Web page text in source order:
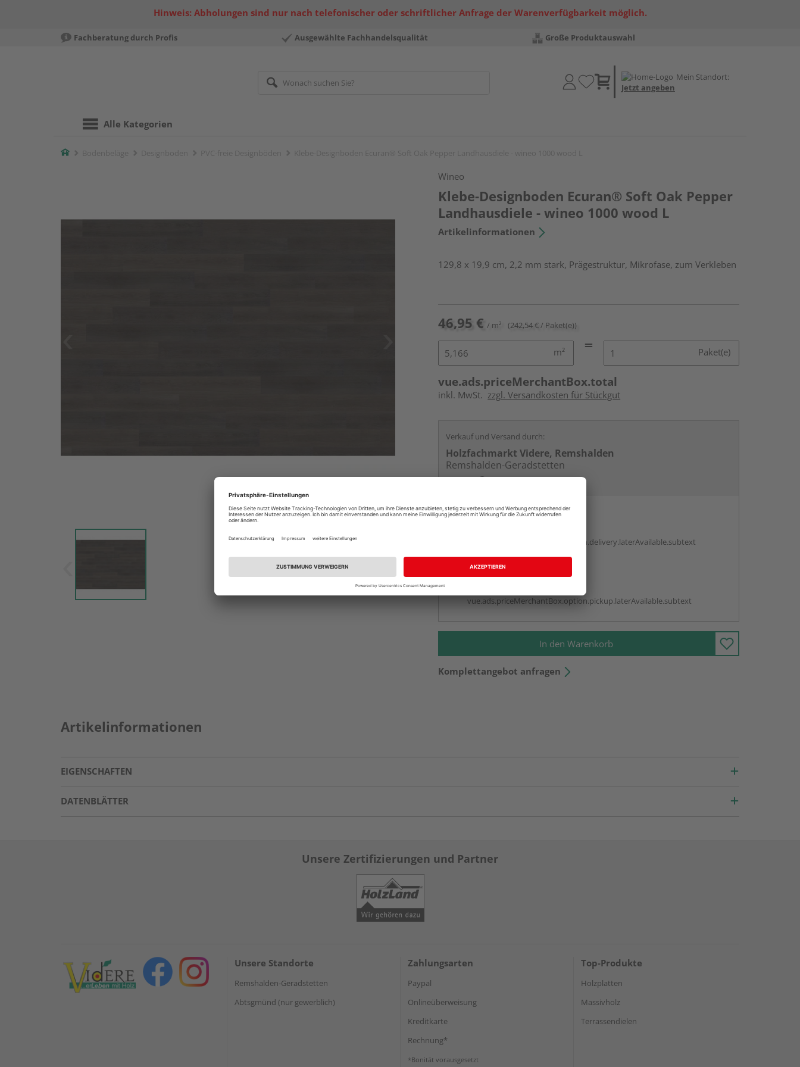
Hinweis: Abholungen sind nur nach telefonischer oder schriftlicher Anfrage der Warenverfügbarkeit möglich.
Fachberatung durch Profis Ausgewählte Fachhandelsqualität Große Produktauswahl
Mein Standort:
Jetzt angeben
Alle Kategorien
Home
Wineo
Klebe-Designboden Ecuran® Soft Oak Pepper
Landhausdiele - wineo 1000 wood L
Artikelinformationen
129,8 x 19,9 cm, 2,2 mm stark, Prägestruktur, Mikrofase, zum Verkleben
46,95 € / m² (242,54 € / Paket(e))
m² Paket(e)
vue.ads.priceMerchantBox.total
inkl. MwSt. zzgl. Versandkosten für Stückgut
Verkauf und Versand durch:
Holzfachmarkt Videre, Remshalden
Remshalden-Geradstetten
Online bestellen
vue.ads.priceMerchantBox.option.delivery.laterAvailable.subtext
vue.ads.priceMerchantBox.option.pickup.laterAvailable.subtext
In den Warenkorb
Komplettangebot anfragen
Artikelinformationen
EIGENSCHAFTEN
DATENBLÄTTER
Unsere Zertifizierungen und Partner
Unsere Standorte
Remshalden-Geradstetten
Abtsgmünd (nur gewerblich)
Zahlungsarten
Paypal
Onlineüberweisung
Kreditkarte
Rechnung*
*Bonität vorausgesetzt
Top-Produkte
Holzplatten
Massivholz
Terrassendielen